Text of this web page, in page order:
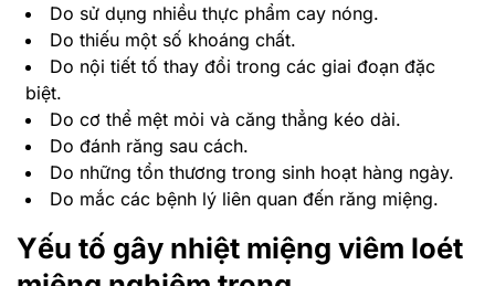
Do sử dụng nhiều thực phẩm cay nóng.
Do thiếu một số khoáng chất.
Do nội tiết tố thay đổi trong các giai đoạn đặc
biệt.
Do cơ thể mệt mỏi và căng thẳng kéo dài.
Do đánh răng sau cách.
Do những tổn thương trong sinh hoạt hàng ngày.
Do mắc các bệnh lý liên quan đến răng miệng.
Yếu tố gây nhiệt miệng viêm loét